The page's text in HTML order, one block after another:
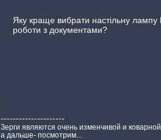
Яку краще вибрати настільну лампу
роботи з документами?
---------------------
Зерги являются очень изменчивой и
а дальше- посмотрим...